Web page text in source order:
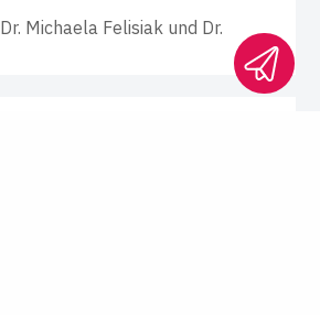
Dr. Michaela Felisiak und Dr.